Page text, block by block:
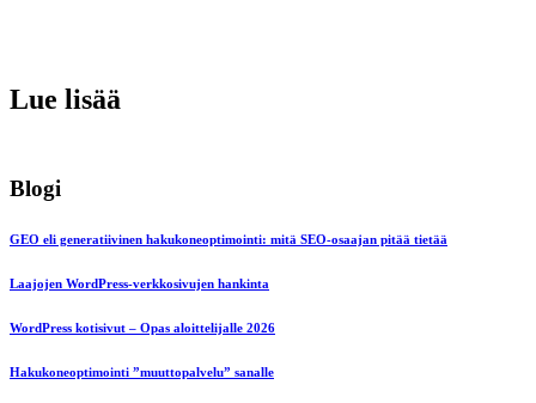
Lue lisää
Blogi
GEO eli generatiivinen hakukoneoptimointi: mitä SEO-osaajan pitää tietää
Laajojen WordPress-verkkosivujen hankinta
WordPress kotisivut – Opas aloittelijalle 2026
Hakukoneoptimointi ”muuttopalvelu” sanalle